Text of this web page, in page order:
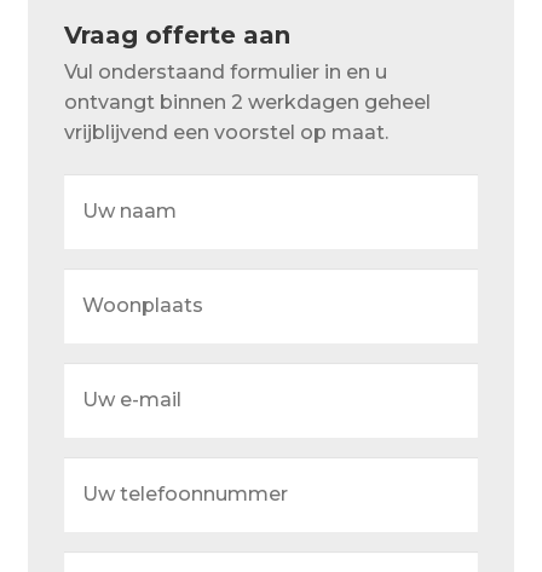
Actueel
Ons team
Retouren – Geschillen – Garantie
Service en onderhoud
Verzending en bezorging
Winkelmand
Vraag offerte aan
Vul onderstaand formulier in en u
ontvangt binnen 2 werkdagen geheel
vrijblijvend een voorstel op maat.
naam
telefoonnummer